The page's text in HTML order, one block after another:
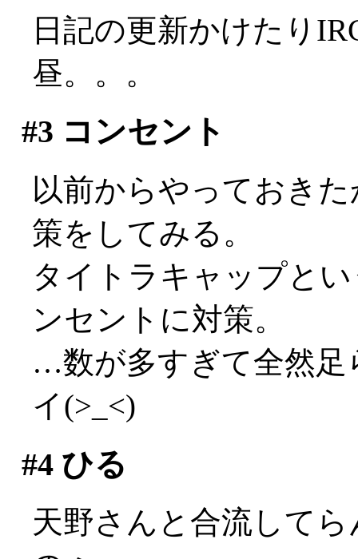
日記の更新かけたり
昼。。。
#3 コンセント
以前からやっておき
策をしてみる。
タイトラキャップと
ンセントに対策。
…数が多すぎて全然足
イ(>_<)
#4ひる
天野さんと合流して